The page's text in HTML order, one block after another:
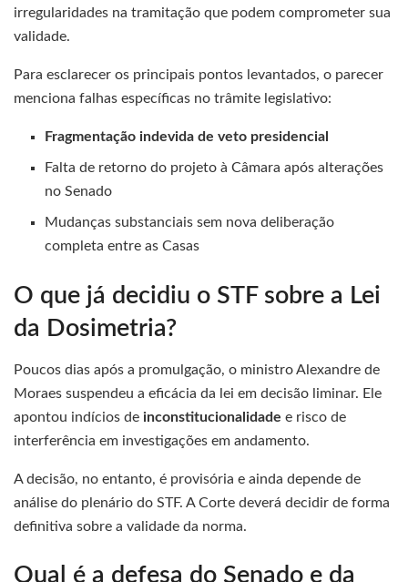
irregularidades na tramitação que podem comprometer sua
validade.
Para esclarecer os principais pontos levantados, o parecer
menciona falhas específicas no trâmite legislativo:
Fragmentação indevida de veto presidencial
Falta de retorno do projeto à Câmara após alterações
no Senado
Mudanças substanciais sem nova deliberação
completa entre as Casas
O que já decidiu o STF sobre a Lei
da Dosimetria?
Poucos dias após a promulgação, o ministro Alexandre de
Moraes suspendeu a eficácia da lei em decisão liminar. Ele
apontou indícios de inconstitucionalidade e risco de
interferência em investigações em andamento.
A decisão, no entanto, é provisória e ainda depende de
análise do plenário do STF. A Corte deverá decidir de forma
definitiva sobre a validade da norma.
Qual é a defesa do Senado e da